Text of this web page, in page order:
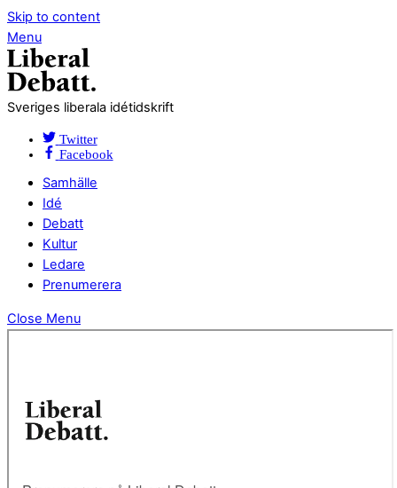
Skip to content
Menu
Sveriges liberala idétidskrift
Twitter
Facebook
Samhälle
Idé
Debatt
Kultur
Ledare
Prenumerera
Close Menu